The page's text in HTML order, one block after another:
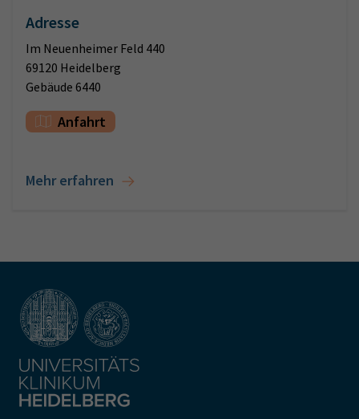
Adresse
Im Neuenheimer Feld 440
69120 Heidelberg
Gebäude 6440
Anfahrt
Mehr erfahren